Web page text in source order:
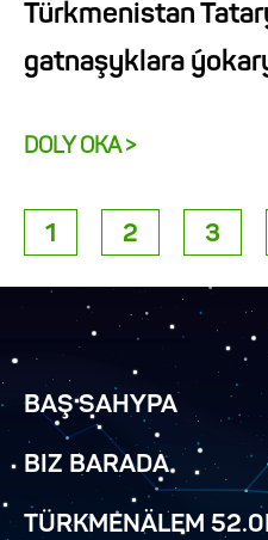
Türkmenistan
gatnaşyklara
DOLY OKA >
1 2 3
BAŞ SAHYPA
BIZ BARADA
TÜRKMENÄLEM